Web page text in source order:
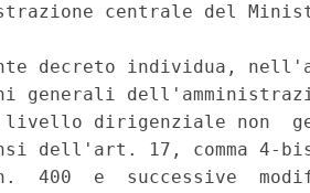
centrale del
decreto individua,
generali
dirigenziale non
dell'art. 17, comma 4-
n.  400  e  successive